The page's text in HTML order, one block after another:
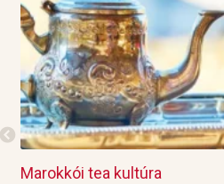
Marokkói tea kultúra